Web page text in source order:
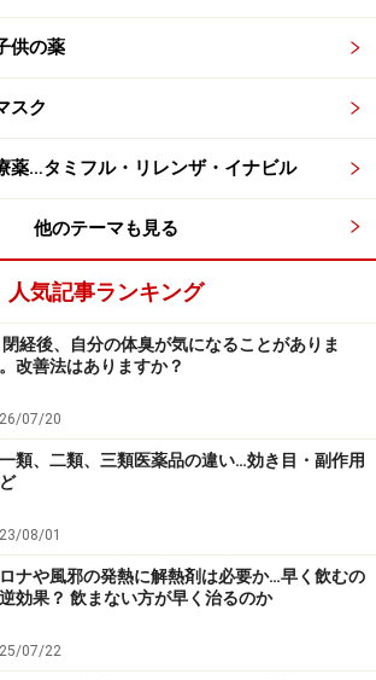
的
います。米国などではPMSに対して
トニンの作用に関わる薬が使われます
ところ承認されていません。PMS治療
用はできませんが、リズムのある運動
脳内セロトニンの作用に働きかけるこ
ため、適度な運動をすることは効果的
してもセロトニンの材料となるトリプ
む食品(動物性タンパク質、肉、魚、乳
セロトニン生合成の補酵素となる
ッツ類などに多く含まれる) が不足して
合は補うなど、生活スタイルの見直し
改善に取り組みましょう。
供の薬
スク
薬…タミフル・リレンザ・イナビル
他のテーマも見る
人気記事ランキング
閉経後、自分の体臭が気になることがありま
改善法はありますか？
07/20
類、二類、三類医薬品の違い…効き目・副作用
08/01
ナや風邪の発熱に解熱剤は必要か…早く飲むの
効果？ 飲まない方が早く治るのか
07/22